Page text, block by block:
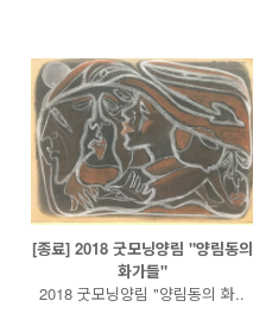
[종료] 2018 굿모닝양림 "양림동의
화가들"
2018 굿모닝양림 "양림동의 화..